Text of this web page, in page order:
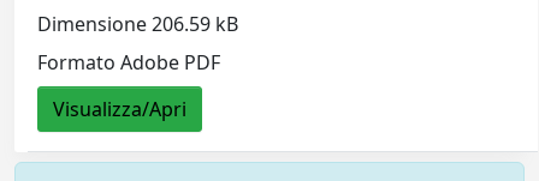
Dimensione 206.59 kB
Formato Adobe PDF
Visualizza/Apri